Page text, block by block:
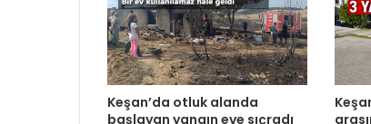
Keşan’da otluk alanda
başlayan yangın eve sıçradı